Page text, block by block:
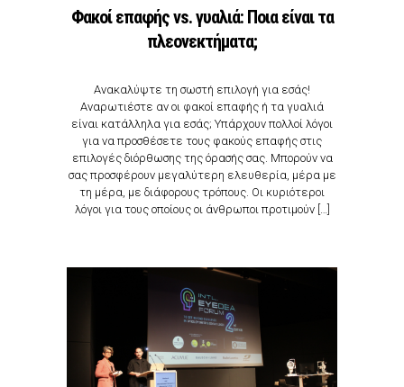
Φακοί επαφής vs. γυαλιά: Ποια είναι τα
πλεονεκτήματα;
Ανακαλύψτε τη σωστή επιλογή για εσάς!
Αναρωτιέστε αν οι φακοί επαφής ή τα γυαλιά
είναι κατάλληλα για εσάς; Υπάρχουν πολλοί λόγοι
για να προσθέσετε τους φακούς επαφής στις
επιλογές διόρθωσης της όρασής σας. Μπορούν να
σας προσφέρουν μεγαλύτερη ελευθερία, μέρα με
τη μέρα, με διάφορους τρόπους. Οι κυριότεροι
λόγοι για τους οποίους οι άνθρωποι προτιμούν […]